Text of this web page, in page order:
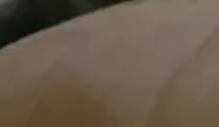
プライバシーポリシー